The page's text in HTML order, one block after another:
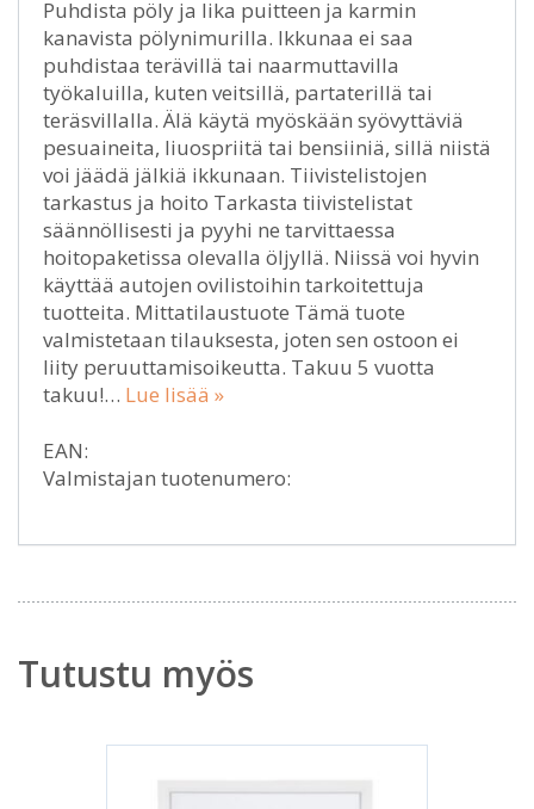
Puhdista pöly ja lika puitteen ja karmin
kanavista pölynimurilla. Ikkunaa ei saa
puhdistaa terävillä tai naarmuttavilla
työkaluilla, kuten veitsillä, partaterillä tai
teräsvillalla. Älä käytä myöskään syövyttäviä
pesuaineita, liuospriitä tai bensiiniä, sillä niistä
voi jäädä jälkiä ikkunaan. Tiivistelistojen
tarkastus ja hoito Tarkasta tiivistelistat
säännöllisesti ja pyyhi ne tarvittaessa
hoitopaketissa olevalla öljyllä. Niissä voi hyvin
käyttää autojen ovilistoihin tarkoitettuja
tuotteita. Mittatilaustuote Tämä tuote
valmistetaan tilauksesta, joten sen ostoon ei
liity peruuttamisoikeutta. Takuu 5 vuotta
takuu!… Lue lisää »
EAN:
Valmistajan tuotenumero:
Tutustu myös